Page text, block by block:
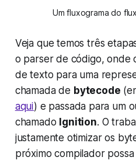
Um fluxograma do
Veja que temos três
o parser de código, onde
de texto para uma
chamada de bytecode
aqui) e passada para um
chamado Ignition. O
justamente otimizar os
próximo compilador possa